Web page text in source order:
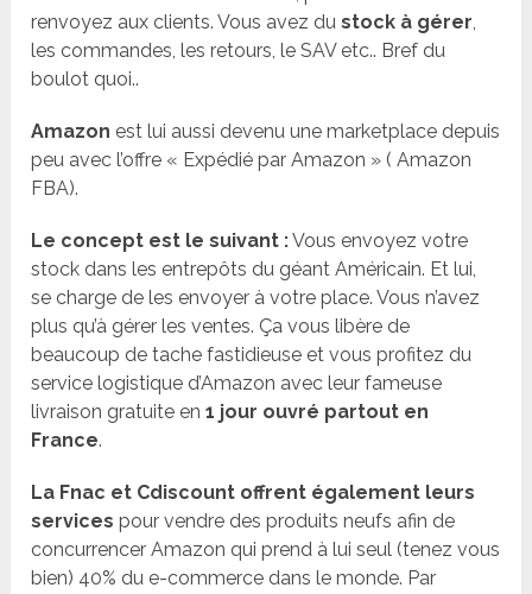
renvoyez aux clients. Vous avez dustock à gérer,
les commandes, les retours, le SAV etc.. Bref du
boulot quoi..
Amazon est lui aussi devenu une marketplace depuis
peu avec l’offre « Expédié par Amazon » ( Amazon
FBA).
Le concept est le suivant :Vous envoyez votre
stock dans les entrepôts du géant Américain. Et lui,
se charge de les envoyer à votre place. Vous n’avez
plus qu’à gérer les ventes. Ça vous libère de
beaucoup de tache fastidieuse et vous profitez du
service logistique d’Amazon avec leur fameuse
livraison gratuite en1 jour ouvré partout en
France.
La Fnac et Cdiscount offrent également leurs
services pour vendre des produits neufs afin de
concurrencer Amazon qui prend à lui seul (tenez vous
bien) 40% du e-commerce dans le monde. Par